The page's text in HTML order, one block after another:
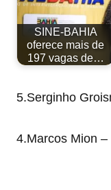
SINE-BAHIA
oferece mais de
197 vagas de…
5.Serginho
4.Marcos Mion